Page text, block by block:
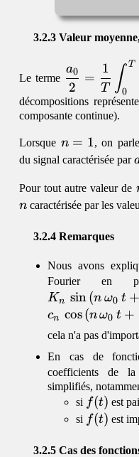
Valeur
Le terme \dfrac{1}
_0^T
2
a0 =
T
1 ∫0
T
décompositions
composante continue).
Lorsque n=1
n = 1, on
du signal caractérisée par
Pour tout autre valeur de
n caractérisée par les
Remarques
Nous avons
Fourier en
Kn sin(n ω0 t +
cn cos(nω0 t +
cela n'a pas
En cas de
coefficients de
simplifiés,
si f(t)
f(t) est
si f(t)
f(t) est
Cas des